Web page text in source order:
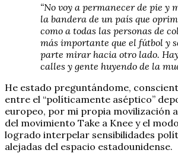
“No voy a permanecer de pie y
la bandera de un país que
como a todas las personas de
más importante que el fútbol y
parte mirar hacia otro lado.
calles y gente huyendo de la
He estado preguntándome,
entre el “políticamente aséptico”
europeo, por mi propia movilización
del movimiento Take a Knee y el
logrado interpelar sensibilidades
alejadas del espacio estadounidense.